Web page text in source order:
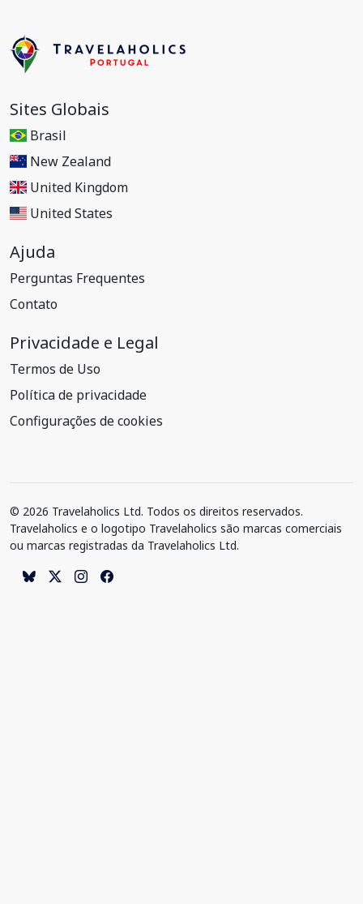
Sites Globais
Brasil
New Zealand
United Kingdom
United States
Ajuda
Perguntas Frequentes
Contato
Privacidade e Legal
Termos de Uso
Política de privacidade
Configurações de cookies
© 2026 Travelaholics Ltd. Todos os direitos reservados.
Travelaholics e o logotipo Travelaholics são marcas comerciais
ou marcas registradas da Travelaholics Ltd.